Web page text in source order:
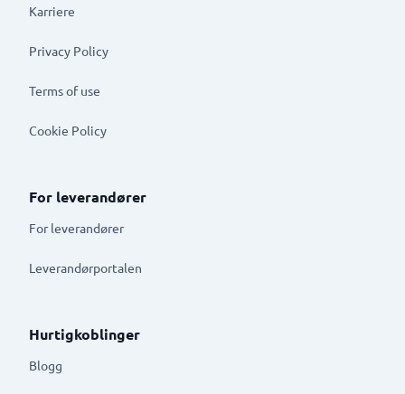
Karriere
Privacy Policy
Terms of use
Cookie Policy
For leverandører
For leverandører
Leverandørportalen
Hurtigkoblinger
Blogg